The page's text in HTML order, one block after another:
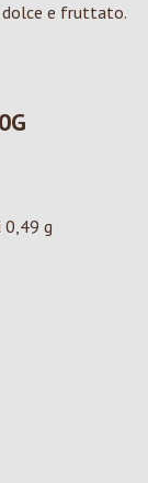
dolce e fruttato.
g